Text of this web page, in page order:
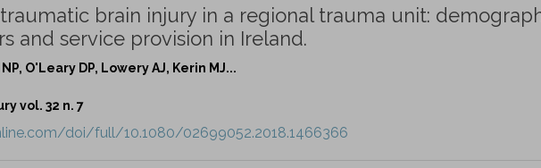
brain injury in a regional trauma unit:
and service provision in Ireland.
O'Leary DP, Lowery AJ, Kerin MJ...
vol. 32 n. 7
doi/full/10.1080/02699052.2018.1466366